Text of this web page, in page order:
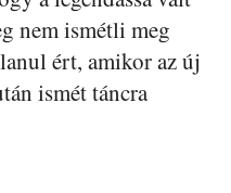
nem ismétli meg
ért, amikor az új
ismét táncra